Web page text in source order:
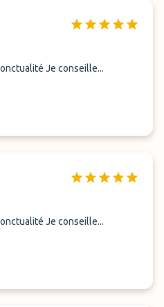
Excellent contact et super ponctualité Je conseille...
Excellent contact et super ponctualité Je conseille...